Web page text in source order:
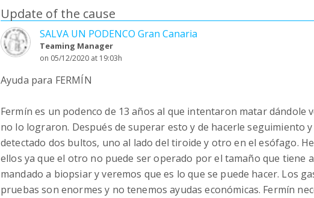
Update of the cause
SALVA UN PODENCO Gran Canaria
Teaming Manager
on 05/12/2020 at 19:03h
Ayuda para FERMÍN
Fermín es un podenco de 13 años al que intentaron matar dándole
no lo lograron. Después de superar esto y de hacerle seguimiento
detectado dos bultos, uno al lado del tiroide y otro en el esófago.
ellos ya que el otro no puede ser operado por el tamaño que tiene
mandado a biopsiar y veremos que es lo que se puede hacer. Los
pruebas son enormes y no tenemos ayudas económicas. Fermín